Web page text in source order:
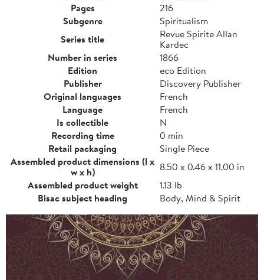
Pages
216
Subgenre
Spiritualism
Series title
Revue Spirite Allan
Kardec
Number in series
1866
Edition
eco Edition
Publisher
Discovery Publisher
Original languages
French
Language
French
Is collectible
N
Recording time
0 min
Retail packaging
Single Piece
Assembled product dimensions (l x
w x h)
8.50 x 0.46 x 11.00 in
Assembled product weight
1.13 lb
Bisac subject heading
Body, Mind & Spirit